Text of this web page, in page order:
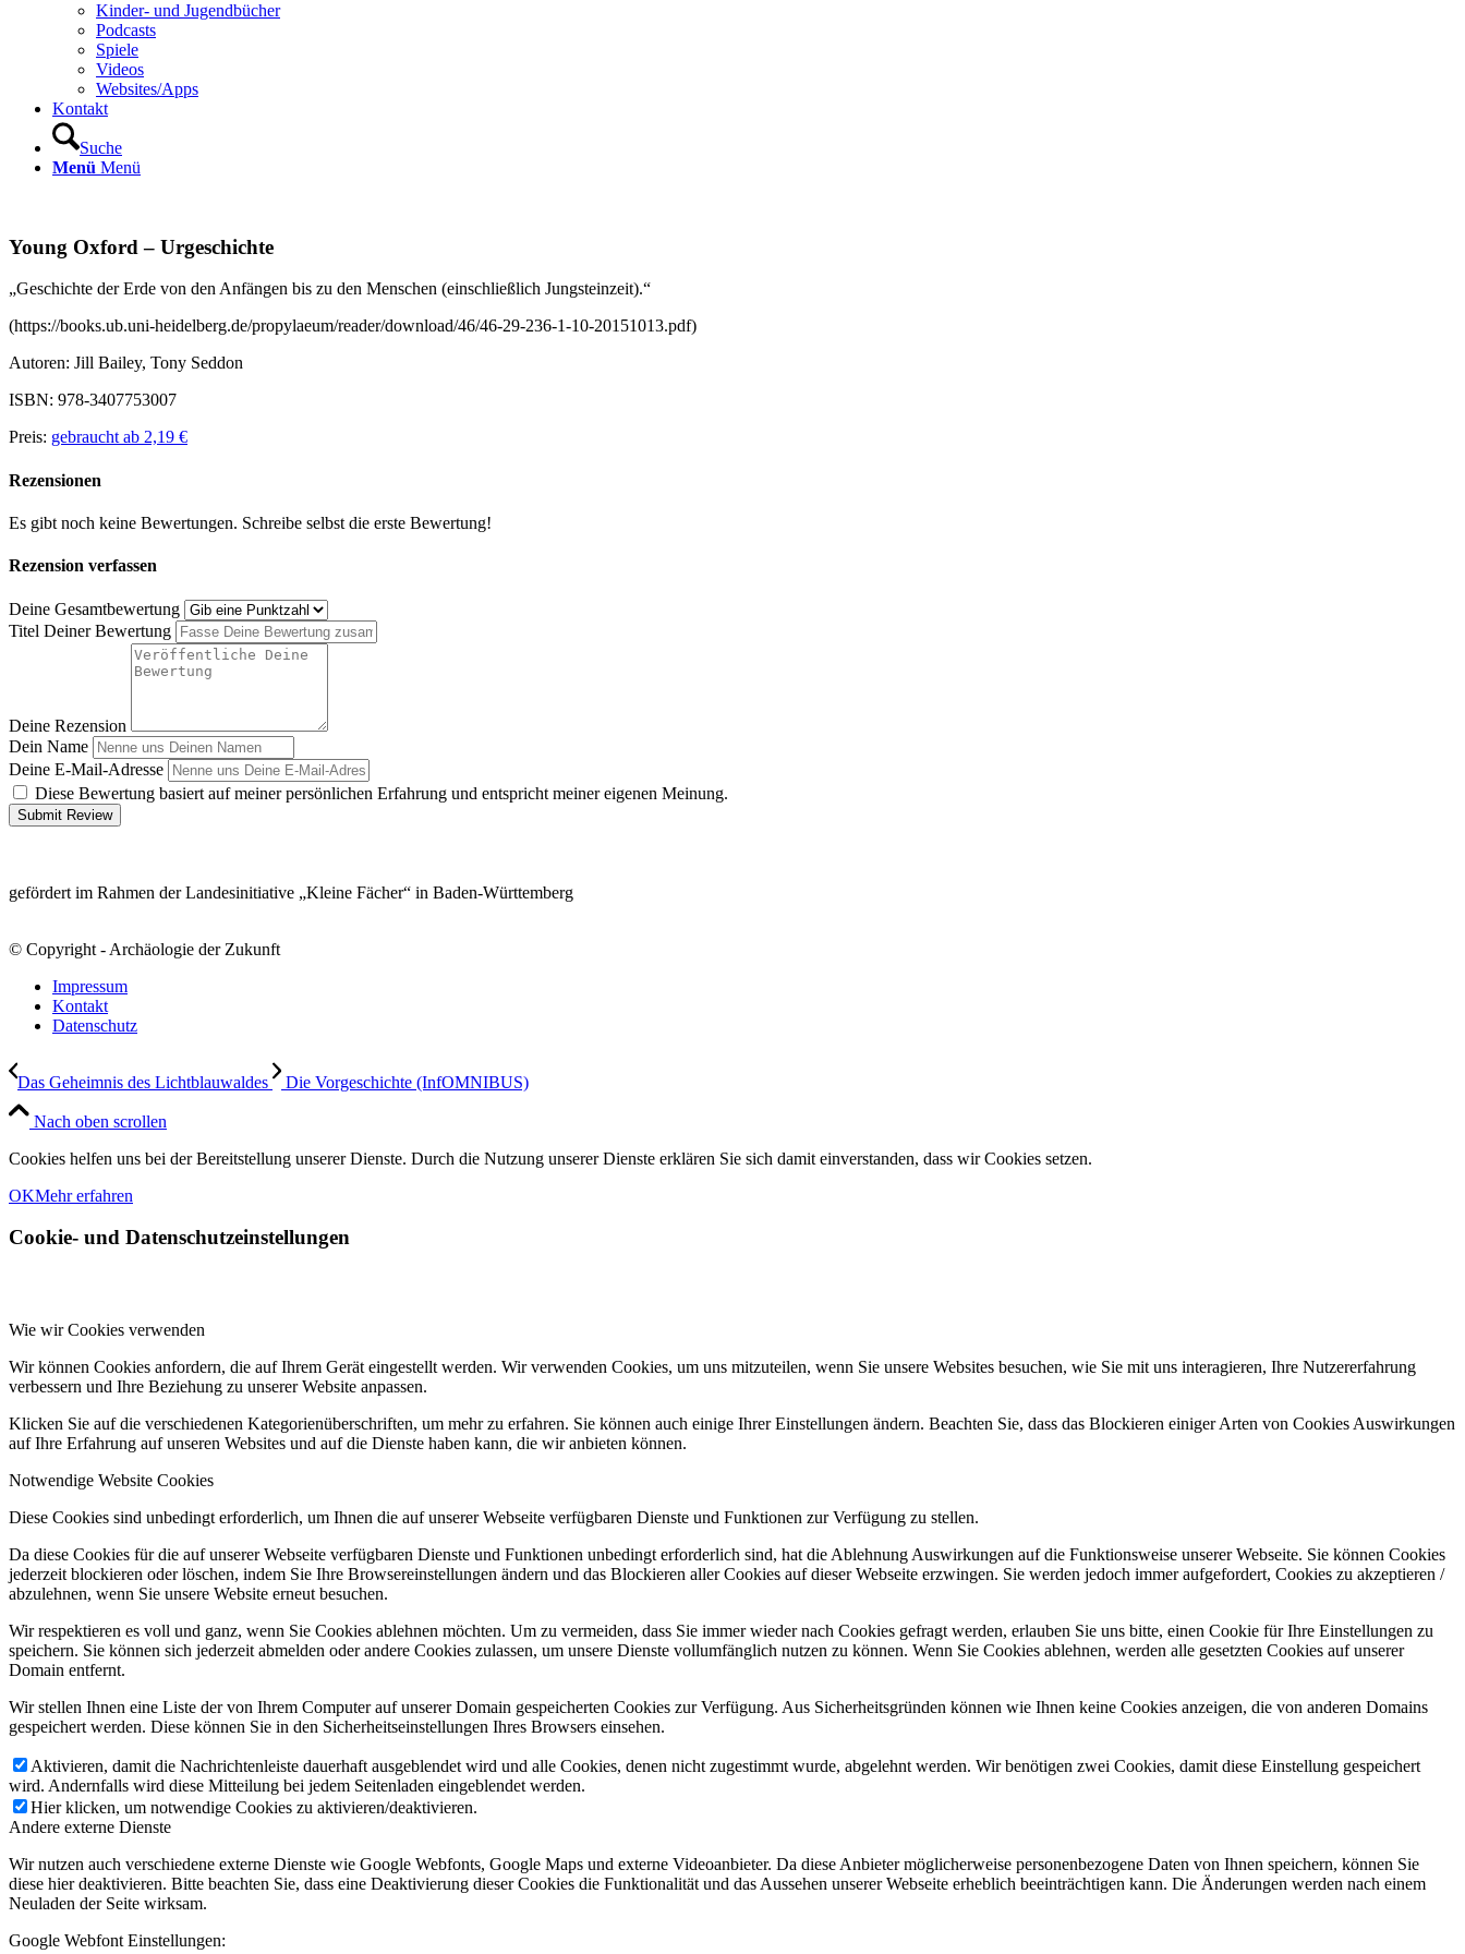
Kinder- und Jugendbücher
Podcasts
Spiele
Videos
Websites/Apps
Kontakt
Suche
Menü Menü
Young Oxford – Urgeschichte
„Geschichte der Erde von den Anfängen bis zu den Menschen (einschließlich Jungsteinzeit).“
(https://books.ub.uni-heidelberg.de/propylaeum/reader/download/46/46-29-236-1-10-20151013.pdf)
Autoren: Jill Bailey, Tony Seddon
ISBN: 978-3407753007
Preis: gebraucht ab 2,19 €
Rezensionen
Es gibt noch keine Bewertungen. Schreibe selbst die erste Bewertung!
Rezension verfassen
Deine Gesamtbewertung
Titel Deiner Bewertung
Deine Rezension
Dein Name
Deine E-Mail-Adresse
Diese Bewertung basiert auf meiner persönlichen Erfahrung und entspricht meiner eigenen Meinung.
Submit Review
gefördert im Rahmen der Landesinitiative „Kleine Fächer“ in Baden-Württemberg
© Copyright - Archäologie der Zukunft
Impressum
Kontakt
Datenschutz
Das Geheimnis des Lichtblauwaldes Die Vorgeschichte (InfOMNIBUS)
Nach oben scrollen
Cookies helfen uns bei der Bereitstellung unserer Dienste. Durch die Nutzung unserer Dienste erklären Sie sich damit einverstanden, dass wir Cookies setzen.
OKMehr erfahren
Cookie- und Datenschutzeinstellungen
Wie wir Cookies verwenden
Wir können Cookies anfordern, die auf Ihrem Gerät eingestellt werden. Wir verwenden Cookies, um uns mitzuteilen, wenn Sie unsere Websites besuchen, wie Sie mit uns interagieren, Ihre Nutzererfahrung
verbessern und Ihre Beziehung zu unserer Website anpassen.
Klicken Sie auf die verschiedenen Kategorienüberschriften, um mehr zu erfahren. Sie können auch einige Ihrer Einstellungen ändern. Beachten Sie, dass das Blockieren einiger Arten von Cookies Auswirkungen
auf Ihre Erfahrung auf unseren Websites und auf die Dienste haben kann, die wir anbieten können.
Notwendige Website Cookies
Diese Cookies sind unbedingt erforderlich, um Ihnen die auf unserer Webseite verfügbaren Dienste und Funktionen zur Verfügung zu stellen.
Da diese Cookies für die auf unserer Webseite verfügbaren Dienste und Funktionen unbedingt erforderlich sind, hat die Ablehnung Auswirkungen auf die Funktionsweise unserer Webseite. Sie können Cookies
jederzeit blockieren oder löschen, indem Sie Ihre Browsereinstellungen ändern und das Blockieren aller Cookies auf dieser Webseite erzwingen. Sie werden jedoch immer aufgefordert, Cookies zu akzeptieren /
abzulehnen, wenn Sie unsere Website erneut besuchen.
Wir respektieren es voll und ganz, wenn Sie Cookies ablehnen möchten. Um zu vermeiden, dass Sie immer wieder nach Cookies gefragt werden, erlauben Sie uns bitte, einen Cookie für Ihre Einstellungen zu
speichern. Sie können sich jederzeit abmelden oder andere Cookies zulassen, um unsere Dienste vollumfänglich nutzen zu können. Wenn Sie Cookies ablehnen, werden alle gesetzten Cookies auf unserer
Domain entfernt.
Wir stellen Ihnen eine Liste der von Ihrem Computer auf unserer Domain gespeicherten Cookies zur Verfügung. Aus Sicherheitsgründen können wie Ihnen keine Cookies anzeigen, die von anderen Domains
gespeichert werden. Diese können Sie in den Sicherheitseinstellungen Ihres Browsers einsehen.
Aktivieren, damit die Nachrichtenleiste dauerhaft ausgeblendet wird und alle Cookies, denen nicht zugestimmt wurde, abgelehnt werden. Wir benötigen zwei Cookies, damit diese Einstellung gespeichert
wird. Andernfalls wird diese Mitteilung bei jedem Seitenladen eingeblendet werden.
Hier klicken, um notwendige Cookies zu aktivieren/deaktivieren.
Andere externe Dienste
Wir nutzen auch verschiedene externe Dienste wie Google Webfonts, Google Maps und externe Videoanbieter. Da diese Anbieter möglicherweise personenbezogene Daten von Ihnen speichern, können Sie
diese hier deaktivieren. Bitte beachten Sie, dass eine Deaktivierung dieser Cookies die Funktionalität und das Aussehen unserer Webseite erheblich beeinträchtigen kann. Die Änderungen werden nach einem
Neuladen der Seite wirksam.
Google Webfont Einstellungen: